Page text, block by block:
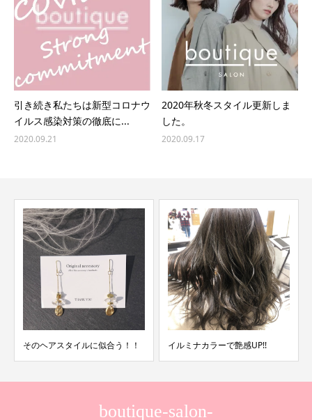
引き続き私たちは新型コロナウ
イルス感染対策の徹底に...
2020.09.21
2020年秋冬スタイル更新しま
した。
2020.09.17
そのヘアスタイルに似合う！！ イルミナカラーで艶感UP!!
boutique-salon-